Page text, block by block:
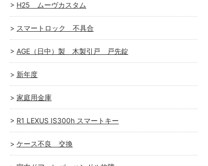
H25 ムーヴカスタム
スマートロック 不具合
AGE（日中）製 木製引戸 戸先錠
新年度
家庭用金庫
R1 LEXUS IS300h スマートキー
ケース不良 交換